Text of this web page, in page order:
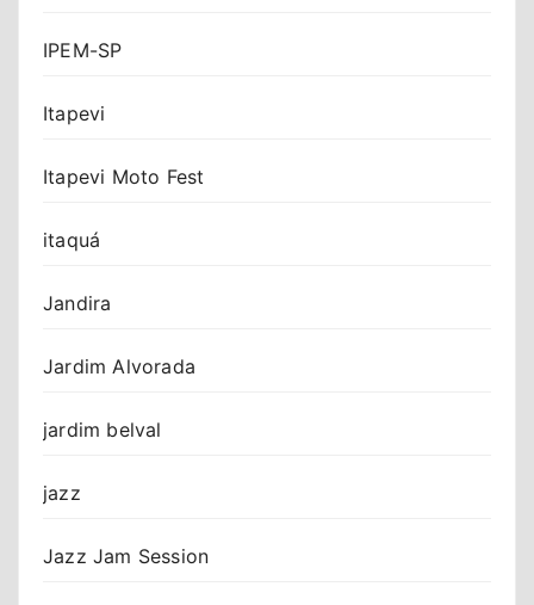
IPEM-SP
Itapevi
Itapevi Moto Fest
itaquá
Jandira
Jardim Alvorada
jardim belval
jazz
Jazz Jam Session